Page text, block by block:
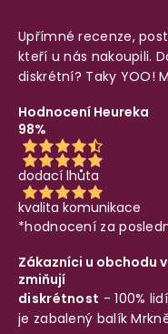
Upřímné recenze,
kteří u nás nakoupili.
diskrétní? Taky YOO!
Hodnocení Heureka
98%
dodací lhůta
kvalita komunikace
*hodnocení za
Zákazníci u obchodu
zmiňují
diskrétnost - 100%
je zabalený balík